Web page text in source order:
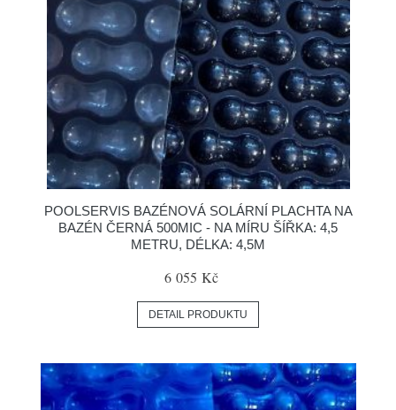
POOLSERVIS BAZÉNOVÁ SOLÁRNÍ PLACHTA NA
BAZÉN ČERNÁ 500MIC - NA MÍRU ŠÍŘKA: 4,5
METRU, DÉLKA: 4,5M
6 055 Kč
DETAIL PRODUKTU